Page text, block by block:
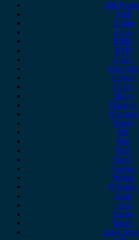
Alfa
Audi
Austin
Acura
BMW
BYD
Chery
Chevrolet
Citroen
Cupra
Dacia
Daewoo
Daihatsu
Dodge
DS
Fiat
Ford
Geely
Gonow
Honda
Hyundai
Isuzu
iveco
Jaecoo
Jaguar
Jeep